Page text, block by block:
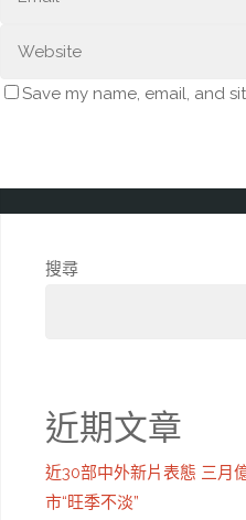
Save my name, email, and
搜尋
近期文章
近30部中外新片表態 三月
市“旺季不淡”